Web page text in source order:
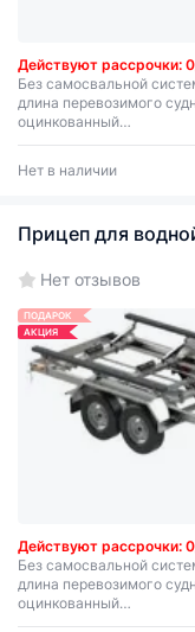
Действуют рассрочки:
Без самосвальной
длина перевозимого
оцинкованный
грузоподъемность 2120
Нет в наличии
Прицеп для
Нет отзывов
ПОДАРОК
АКЦИЯ
Действуют рассрочки:
Без самосвальной
длина перевозимого
оцинкованный
грузоподъемность 2720